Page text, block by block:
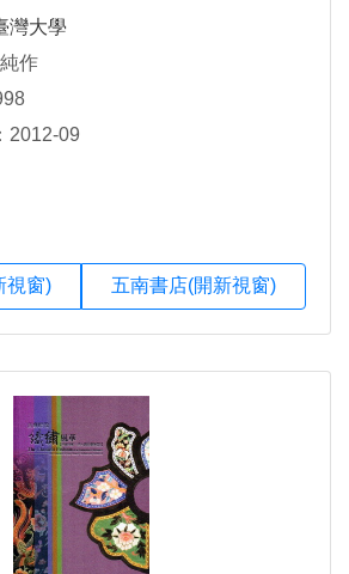
灣大學
作
2012-09
視窗) 五南書店(開新視窗)